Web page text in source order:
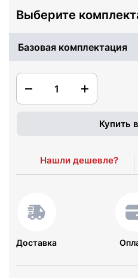
Выберите
Базовая комплектация
1
Купить
Нашли дешевле?
Доставка